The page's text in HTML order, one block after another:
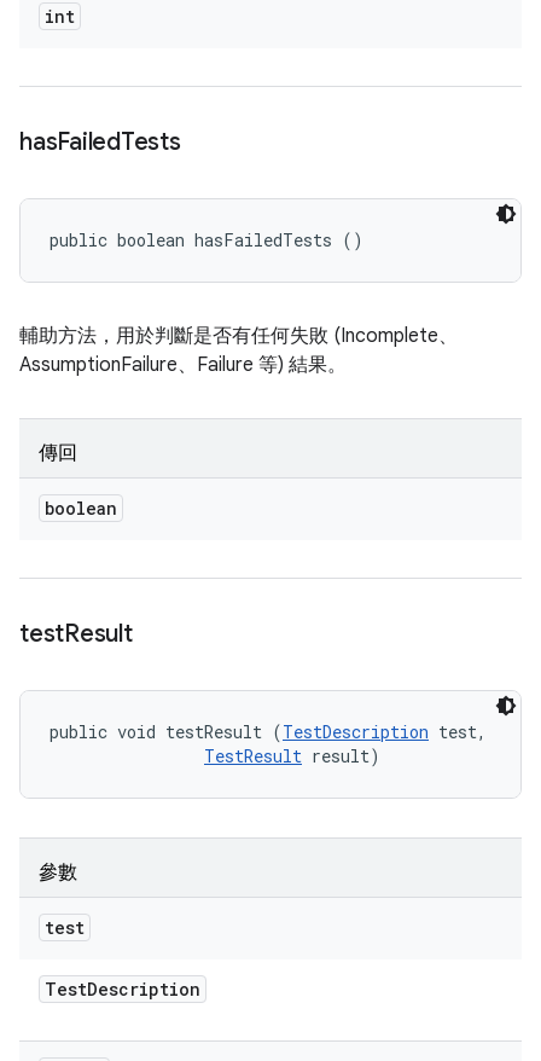
int
hasFailedTests
public boolean hasFailedTests ()
輔助方法，用於判斷是否有任何失敗 (Incomplete、
AssumptionFailure、Failure 等) 結果。
傳回
boolean
testResult
public void testResult (TestDescription test,
TestResult result)
參數
test
TestDescription